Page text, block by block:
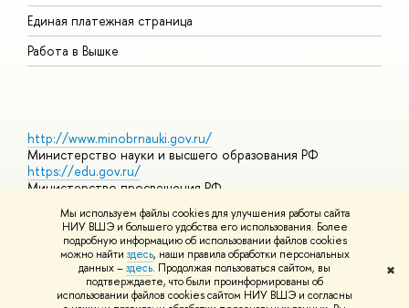
Мы используем файлы cookies для улучшения работы сайта
НИУ ВШЭ и большего удобства его использования. Более
подробную информацию об использовании файлов cookies
можно найти здесь, наши правила обработки персональных
данных –здесь. Продолжая пользоваться сайтом, вы
подтверждаете, что были проинформированы об
использовании файлов cookies сайтом НИУ ВШЭ и согласны
✖
Единая платежная страница
Работа в Вышке
http://www.minobrnauki.gov.ru/
Министерство науки и высшего образования РФ
https://edu.gov.ru/
Министерство просвещения РФ
Массовые открытые онлайн-курсы
© НИУ ВШЭ 1993–2026 Адреса и контактыУсловия
использования материалов Политика конфиденциальности